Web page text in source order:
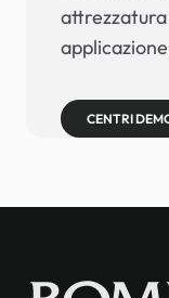
attrezzatura
CENTRI